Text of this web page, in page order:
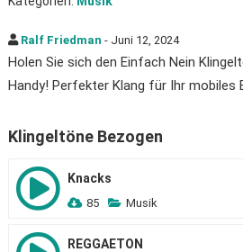
Ralf Friedman - Juni 12, 2024
Holen Sie sich den Einfach Nein
Handy! Perfekter Klang für Ihr mobiles
Klingeltöne Bezogen
Knacks
85 Musik
REGGAETON